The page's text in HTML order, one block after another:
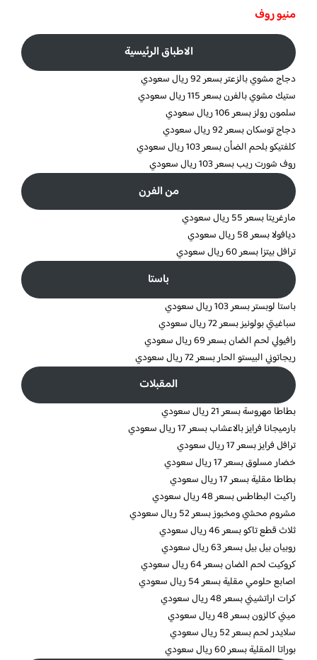
منيو روف
الاطباق الرئيسية
دجاج مشوي بالزعتر بسعر 92 ريال سعودي
ستيك مشوي بالفرن بسعر 115 ريال سعودي
سلمون رولز بسعر 106 ريال سعودي
دجاج توسكان بسعر 92 ريال سعودي
كلفتيكو بلحم الضأن بسعر 103 ريال سعودي
روف شورت ريب بسعر 103 ريال سعودي
من الفرن
مارغريتا بسعر 55 ريال سعودي
ديافولا بسعر 58 ريال سعودي
ترافل بيتزا بسعر 60 ريال سعودي
باستا
باستا لوبستر بسعر 103 ريال سعودي
سباغيتي بولونيز بسعر 72 ريال سعودي
رافيولي لحم الضان بسعر 69 ريال سعودي
ريجاتوني البيستو الحار بسعر 72 ريال سعودي
المقبلات
بطاطا مهروسة بسعر 21 ريال سعودي
بارميجانا فرايز بالاعشاب بسعر 17 ريال سعودي
ترافل فرايز بسعر 17 ريال سعودي
خضار مسلوق بسعر 17 ريال سعودي
بطاطا مقلية بسعر 17 ريال سعودي
راكيت البطاطس بسعر 48 ريال سعودي
مشروم محشي ومخبوز بسعر 52 ريال سعودي
ثلاث قطع تاكو بسعر 46 ريال سعودي
روبيان بيل بيل بسعر 63 ريال سعودي
كروكيت لحم الضان بسعر 64 ريال سعودي
اصابع حلومي مقلية بسعر 54 ريال سعودي
كرات اراتشيني بسعر 48 ريال سعودي
ميني كالزون بسعر 48 ريال سعودي
سلايدر لحم بسعر 52 ريال سعودي
بوراتا المقلية بسعر 60 ريال سعودي